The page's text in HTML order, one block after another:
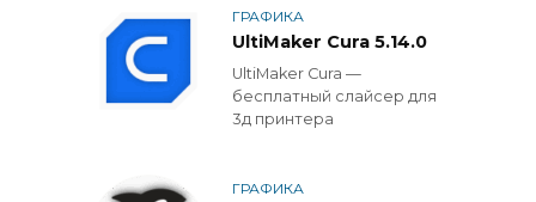
ГРАФИКА
UltiMaker Cura 5.14.0
UltiMaker Cura —
бесплатный слайсер для
3д принтера
ГРАФИКА